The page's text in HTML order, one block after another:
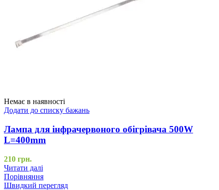
Немає в наявності
Додати до списку бажань
Лампа для інфрачервоного обігрівача 500W
L=400mm
210 грн.
Читати далі
Порівняння
Швидкий перегляд